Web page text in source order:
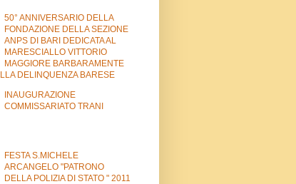
50° ANNIVERSARIO DELLA
FONDAZIONE DELLA SEZIONE
ANPS DI BARI DEDICATA AL
MARESCIALLO VITTORIO
MAGGIORE BARBARAMENTE
DELINQUENZA BARESE
INAUGURAZIONE
COMMISSARIATO TRANI
FESTA S.MICHELE
ARCANGELO "PATRONO
DELLA POLIZIA DI STATO " 2011